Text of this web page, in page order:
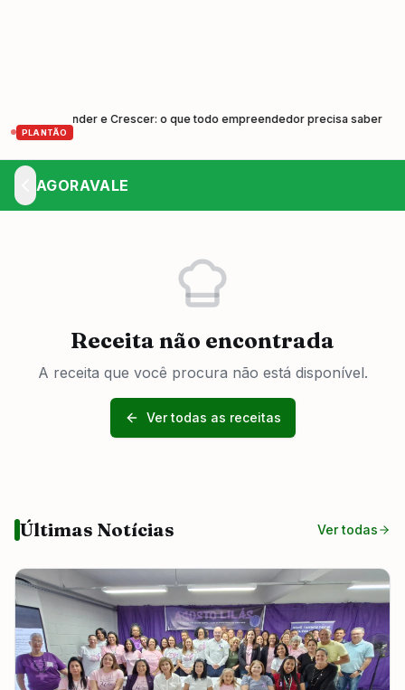
PLANTÃO
e Crescer: o que todo empreendedor precisa saber
AGORAVALE
Receita não encontrada
A receita que você procura não está disponível.
Ver todas as receitas
Últimas Notícias Ver todas